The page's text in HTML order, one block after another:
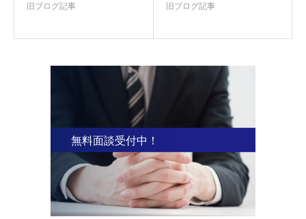
旧ブログ記事
旧ブログ記事
無料面談受付中！